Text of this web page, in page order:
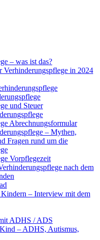
– was ist das?
Verhinderungspflege in 2024
und Steuer
Abrechnungsformular
– Mythen,
Fragen rund um die
Vorpflegezeit
nach dem
– Interview mit dem
ADHS / ADS
– ADHS, Autismus,